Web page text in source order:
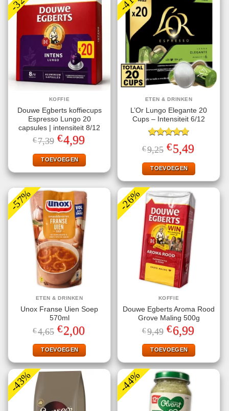
KOFFIE
Douwe Egberts koffiecups
Espresso Lungo 20
capsules | intensiteit 8/12
€7,39 Oorspronkelijke
prijs
was:
€7,39.
€4,99
is:
€4,99.
TOEVOEGEN
ETEN & DRINKEN
L’Or Lungo Elegante 20
Cups – Intensiteit 6/12
Gewaardeerd
4.80uit 5
€9,25 Oorspronkelijke
prijs
was:
€9,25.
€5,49
is:
€5,49.
TOEVOEGEN
-57%
ETEN & DRINKEN
Unox Franse Uien Soep
570ml
€4,65 Oorspronkelijke
prijs
was:
€4,65.
€2,00
is:
€2,00.
TOEVOEGEN
-26%
KOFFIE
Douwe Egberts Aroma Rood
Grove Maling 500g
€9,49 Oorspronkelijke
prijs
was:
€9,49.
€6,99
is:
€6,99.
TOEVOEGEN
-43% -44%